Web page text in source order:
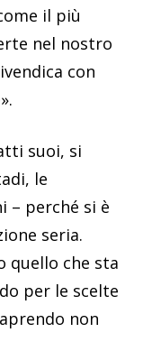
il più
nel nostro
con
suoi, si
le
– perché si è
seria.
quello che sta
per le scelte
non